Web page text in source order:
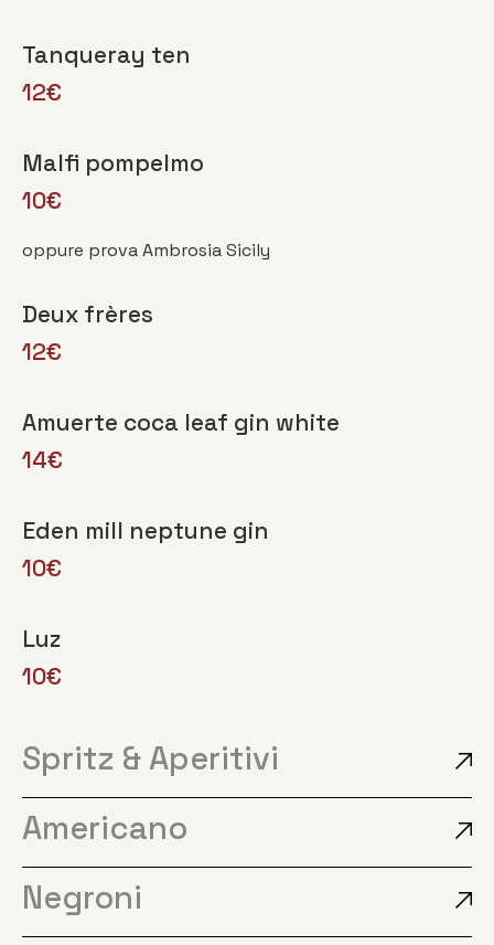
Tanqueray ten
12€
Malfi pompelmo
10€
oppure prova Ambrosia Sicily
Deux frères
12€
Amuerte coca leaf gin white
14€
Eden mill neptune gin
10€
Luz
10€
Spritz & Aperitivi
Americano
Negroni